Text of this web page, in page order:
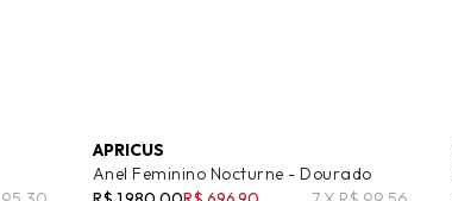
APRICUS
Anel Feminino Nocturne - Dourado